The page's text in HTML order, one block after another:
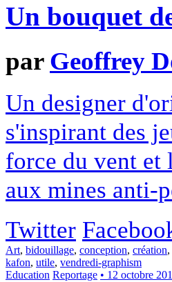
Un bouquet
par Geoffrey
Un designer
s'inspirant des
force du vent et
aux mines anti-
Twitter
Art, bidouillage, conception, création,
kafon, utile, vendredi-graphism
Education Reportage • 12 octobre